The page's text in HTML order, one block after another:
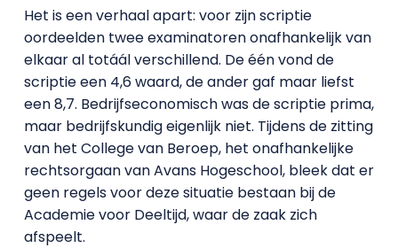
Het is een verhaal apart: voor zijn scriptie
oordeelden twee examinatoren onafhankelijk van
elkaar al totáál verschillend. De één vond de
scriptie een 4,6 waard, de ander gaf maar liefst
een 8,7. Bedrijfseconomisch was de scriptie prima,
maar bedrijfskundig eigenlijk niet. Tijdens de zitting
van het College van Beroep, het onafhankelijke
rechtsorgaan van Avans Hogeschool, bleek dat er
geen regels voor deze situatie bestaan bij de
Academie voor Deeltijd, waar de zaak zich
afspeelt.